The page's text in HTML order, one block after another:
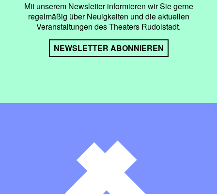
Mit unserem Newsletter informieren wir Sie gerne
regelmäßig über Neuigkeiten und die aktuellen
Veranstaltungen des Theaters Rudolstadt.
NEWSLETTER ABONNIEREN